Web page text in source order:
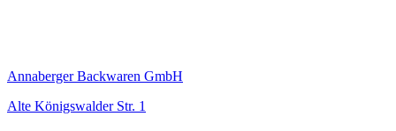
Annaberger Backwaren GmbH
Alte Königswalder Str. 1